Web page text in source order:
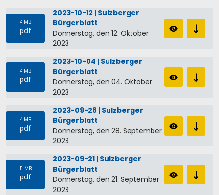
4 MB
pdf
2023-10-12 | Sulzberger
Bürgerblatt
Donnerstag, den 12. Oktober
2023
4 MB
pdf
2023-10-04 | Sulzberger
Bürgerblatt
Donnerstag, den 04. Oktober
2023
4 MB
pdf
2023-09-28 | Sulzberger
Bürgerblatt
Donnerstag, den 28. September
2023
5 MB
pdf
2023-09-21 | Sulzberger
Bürgerblatt
Donnerstag, den 21. September
2023